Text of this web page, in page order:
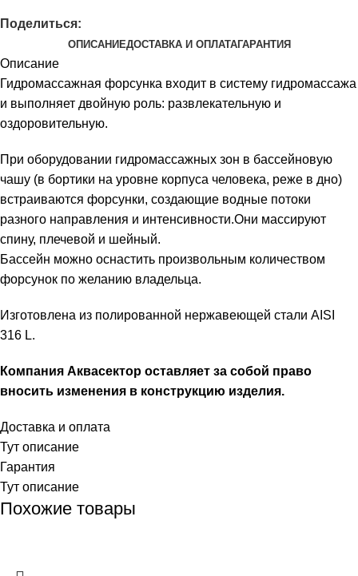
Поделиться:
ОПИСАНИЕДОСТАВКА И ОПЛАТАГАРАНТИЯ
Описание
Гидромассажная форсунка входит в систему гидромассажа
и выполняет двойную роль: развлекательную и
оздоровительную.
При оборудовании гидромассажных зон в бассейновую
чашу (в бортики на уровне корпуса человека, реже в дно)
встраиваются форсунки, создающие водные потоки
разного направления и интенсивности.Они массируют
спину, плечевой и шейный.
Бассейн можно оснастить произвольным количеством
форсунок по желанию владельца.
Изготовлена из полированной нержавеющей стали AISI
316 L.
Компания Аквасектор оставляет за собой право
вносить изменения в конструкцию изделия.
Доставка и оплата
Тут описание
Гарантия
Тут описание
Похожие товары